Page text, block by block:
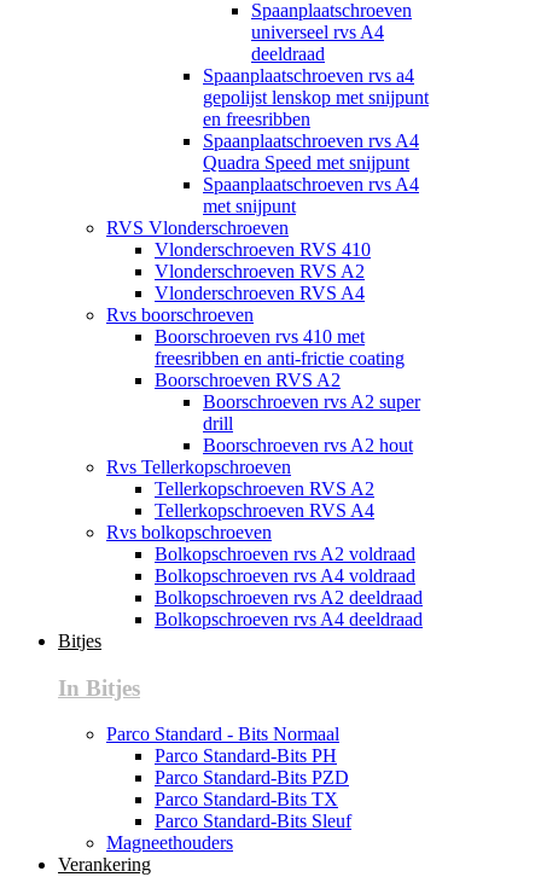
Spaanplaatschroeven
universeel rvs A4
deeldraad
Spaanplaatschroeven rvs a4
gepolijst lenskop met snijpunt
en freesribben
Spaanplaatschroeven rvs A4
Quadra Speed met snijpunt
Spaanplaatschroeven rvs A4
met snijpunt
RVS Vlonderschroeven
Vlonderschroeven RVS 410
Vlonderschroeven RVS A2
Vlonderschroeven RVS A4
Rvs boorschroeven
Boorschroeven rvs 410 met
freesribben en anti-frictie coating
Boorschroeven RVS A2
Boorschroeven rvs A2 super
drill
Boorschroeven rvs A2 hout
Rvs Tellerkopschroeven
Tellerkopschroeven RVS A2
Tellerkopschroeven RVS A4
Rvs bolkopschroeven
Bolkopschroeven rvs A2 voldraad
Bolkopschroeven rvs A4 voldraad
Bolkopschroeven rvs A2 deeldraad
Bolkopschroeven rvs A4 deeldraad
Bitjes
In Bitjes
Parco Standard - Bits Normaal
Parco Standard-Bits PH
Parco Standard-Bits PZD
Parco Standard-Bits TX
Parco Standard-Bits Sleuf
Magneethouders
Verankering